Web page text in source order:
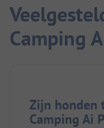
Camping
Zijn honden
Camping Ai